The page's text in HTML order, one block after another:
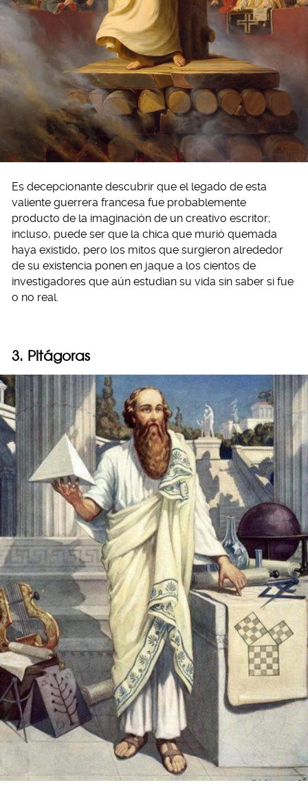
Es decepcionante descubrir que el legado de esta
valiente guerrera francesa fue probablemente
producto de la imaginación de un creativo escritor;
incluso, puede ser que la chica que murió quemada
haya existido, pero los mitos que surgieron alrededor
de su existencia ponen en jaque a los cientos de
investigadores que aún estudian su vida sin saber si fue
o no real.
3. Pitágoras